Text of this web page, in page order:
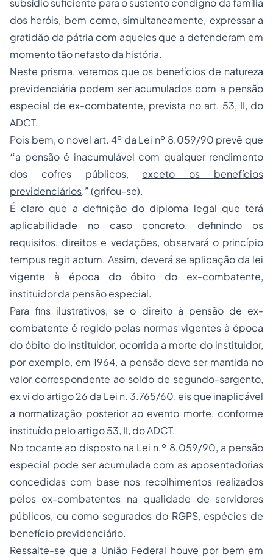
subsídio suficiente para o sustento condigno da família
dos heróis, bem como, simultaneamente, expressar a
gratidão da pátria com aqueles que a defenderam em
momento tão nefasto da história.
Neste prisma, veremos que os benefícios de natureza
previdenciária podem ser acumulados com a pensão
especial de ex-combatente, prevista no art. 53, II, do
ADCT.
Pois bem, o novel art. 4º da Lei nº 8.059/90 prevê que
“a pensão é inacumulável com qualquer rendimento
dos cofres públicos, exceto os benefícios
previdenciários.” (grifou-se).
É claro que a definição do diploma legal que terá
aplicabilidade no caso concreto, definindo os
requisitos, direitos e vedações, observará o princípio
tempus regit actum. Assim, deverá se aplicação da lei
vigente à época do óbito do ex-combatente,
instituidor da pensão especial.
Para fins ilustrativos, se o direito à pensão de ex-
combatente é regido pelas normas vigentes à época
do óbito do instituidor, ocorrida a morte do instituidor,
por exemplo, em 1964, a pensão deve ser mantida no
valor correspondente ao soldo de segundo-sargento,
ex vi do artigo 26 da Lei n. 3.765/60, eis que inaplicável
a normatização posterior ao evento morte, conforme
instituído pelo artigo 53, II, do ADCT.
No tocante ao disposto na Lei n.º 8.059/90, a pensão
especial pode ser acumulada com as aposentadorias
concedidas com base nos recolhimentos realizados
pelos ex-combatentes na qualidade de servidores
públicos, ou como segurados do RGPS, espécies de
benefício previdenciário.
Ressalte-se que a União Federal houve por bem em